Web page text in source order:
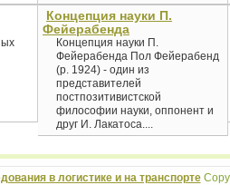
Концепция науки П.
Фейерабенда
Концепция науки П.
Фейерабенда Пол Фейерабенд
(р. 1924) - один из
представителей
постпозитивистской
философии науки, оппонент и
друг И. Лакатоса....
в логистике и на транспорте